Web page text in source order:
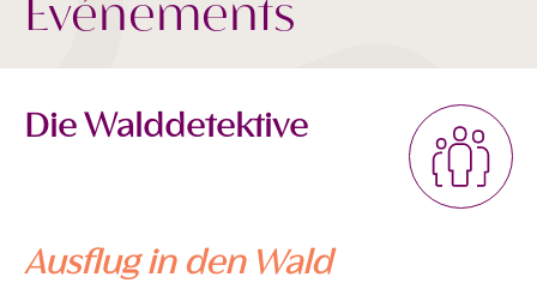
Événements
Die Walddetektive
Ausflug in den Wald